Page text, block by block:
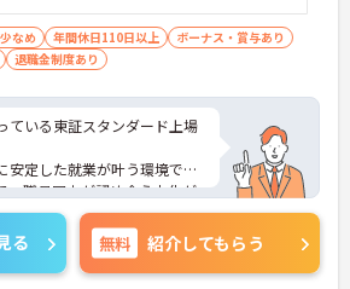
なめ 年間休日110日以上
ボーナス・賞与あり
退職金制度あり
ている東証スタンダード上場
安定した就業が叶う環境で
、職員同士が認め合う文化が
接対策ポイントなど、さら
のでお気軽にご相談くださ
る 無料 紹介してもらう